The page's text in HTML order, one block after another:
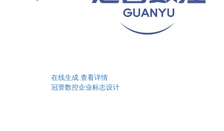
在线生成 查看详情
冠誉数控企业标志设计